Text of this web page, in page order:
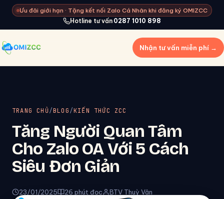
Ưu đãi giới hạn · Tặng kết nối Zalo Cá Nhân khi đăng ký OMIZCC
Hotline tư vấn 0287 1010 898
Nhận tư vấn miễn phí →
TRANG CHỦ/BLOG/KIẾN THỨC ZCC
Tăng Người Quan Tâm
Cho Zalo OA Với 5 Cách
Siêu Đơn Giản
23/01/2025 26 phút đọc BTV Thuỳ Vân